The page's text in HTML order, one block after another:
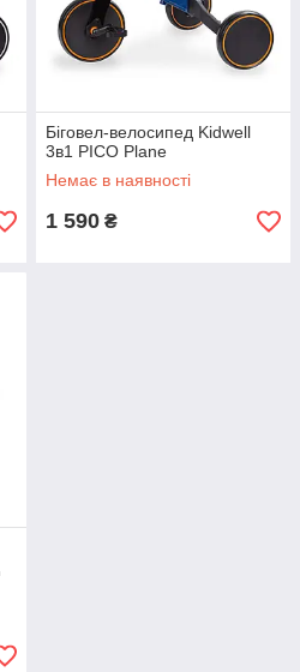
Біговел-велосипед Kidwell
3в1 PICO Plane
Немає в наявності
1 590 ₴